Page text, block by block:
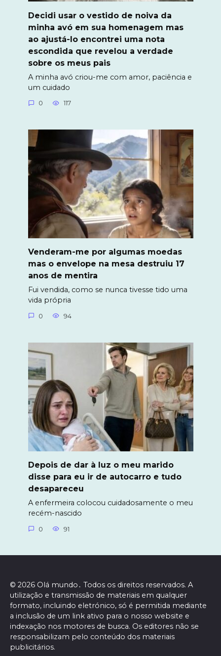
Decidi usar o vestido de noiva da
minha avó em sua homenagem mas
ao ajustá-lo encontrei uma nota
escondida que revelou a verdade
sobre os meus pais
A minha avó criou-me com amor, paciência e
um cuidado
0 117
Venderam-me por algumas moedas
mas o envelope na mesa destruiu 17
anos de mentira
Fui vendida, como se nunca tivesse tido uma
vida própria
0 94
Depois de dar à luz o meu marido
disse para eu ir de autocarro e tudo
desapareceu
A enfermeira colocou cuidadosamente o meu
recém-nascido
0 91
© 2026 Olá mundo․ Todos os direitos reservados. A
utilização e transmissão de materiais em qualquer
formato, incluindo eletrónico, só é permitida mediante
a inclusão de um link ativo para o nosso website e
indexação nos motores de busca. Os editores não se
responsabilizam pelo conteúdo dos materiais
publicitários.